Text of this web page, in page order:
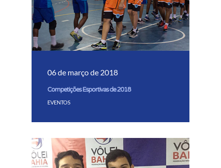
06 de março de 2018
Competições Esportivas de 2018
EVENTOS